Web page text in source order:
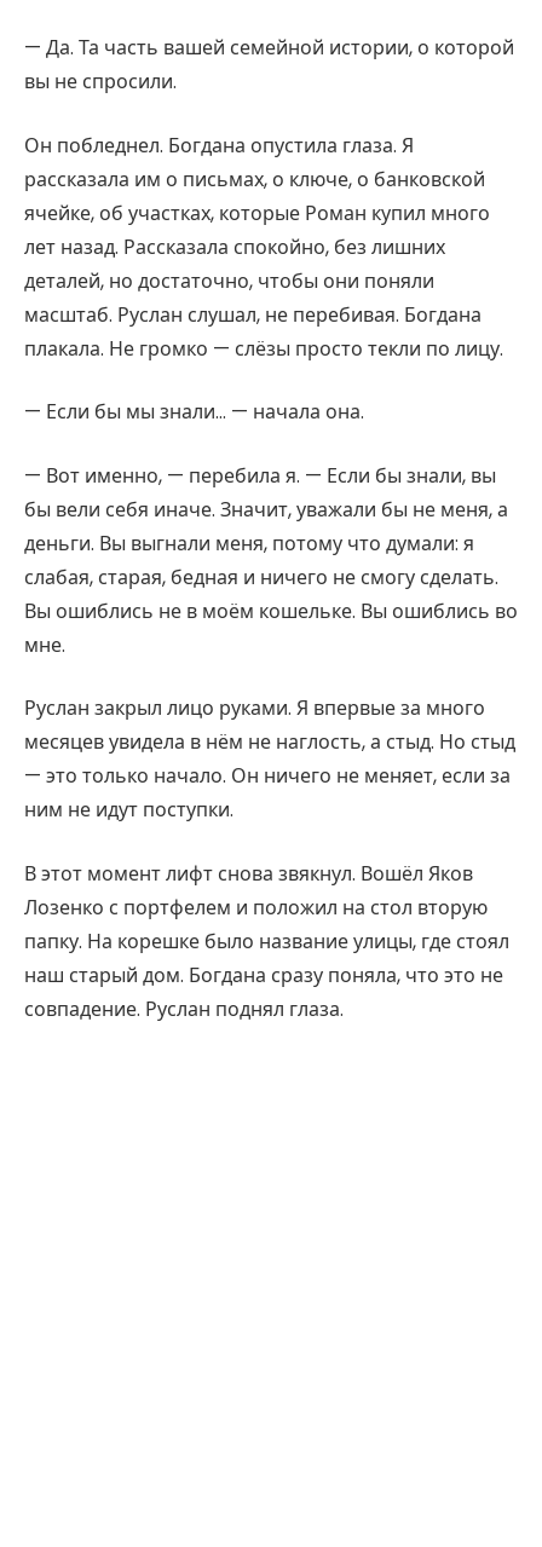
— Да. Та часть вашей семейной истории, о которой
вы не спросили.
Он побледнел. Богдана опустила глаза. Я
рассказала им о письмах, о ключе, о банковской
ячейке, об участках, которые Роман купил много
лет назад. Рассказала спокойно, без лишних
деталей, но достаточно, чтобы они поняли
масштаб. Руслан слушал, не перебивая. Богдана
плакала. Не громко — слёзы просто текли по лицу.
— Если бы мы знали… — начала она.
— Вот именно, — перебила я. — Если бы знали, вы
бы вели себя иначе. Значит, уважали бы не меня, а
деньги. Вы выгнали меня, потому что думали: я
слабая, старая, бедная и ничего не смогу сделать.
Вы ошиблись не в моём кошельке. Вы ошиблись во
мне.
Руслан закрыл лицо руками. Я впервые за много
месяцев увидела в нём не наглость, а стыд. Но стыд
— это только начало. Он ничего не меняет, если за
ним не идут поступки.
В этот момент лифт снова звякнул. Вошёл Яков
Лозенко с портфелем и положил на стол вторую
папку. На корешке было название улицы, где стоял
наш старый дом. Богдана сразу поняла, что это не
совпадение. Руслан поднял глаза.